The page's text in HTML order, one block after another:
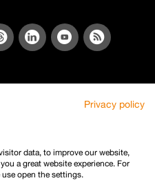
Privacy policy
data, to improve our website,
a great website experience. For
open the settings.